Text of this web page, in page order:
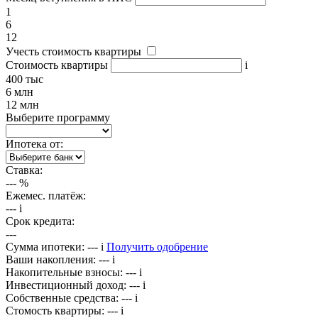
1
6
12
Учесть стоимость квартиры
Стоимость квартиры
i
400 тыс
6 млн
12 млн
Выберите программу
Ипотека от:
Ставка:
--- %
Ежемес. платёж:
--- i
Срок кредита:
---
Сумма ипотеки: --- i Получить одобрение
Ваши накопления: --- i
Накопительные взносы: --- i
Инвестиционный доход: --- i
Собственные средства: --- i
Стомость квартиры: --- i